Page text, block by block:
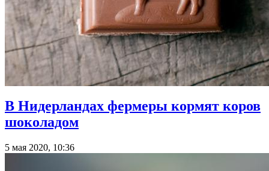
В Нидерландах фермеры кормят коров
шоколадом
5 мая 2020, 10:36